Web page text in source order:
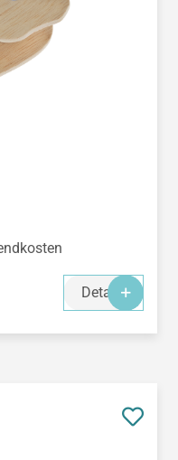
Details